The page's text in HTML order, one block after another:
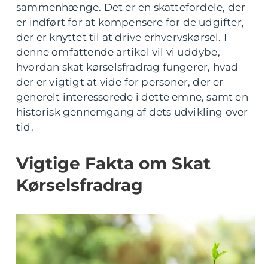
sammenhænge. Det er en skattefordele, der
er indført for at kompensere for de udgifter,
der er knyttet til at drive erhvervskørsel. I
denne omfattende artikel vil vi uddybe,
hvordan skat kørselsfradrag fungerer, hvad
der er vigtigt at vide for personer, der er
generelt interesserede i dette emne, samt en
historisk gennemgang af dets udvikling over
tid.
Vigtige Fakta om Skat
Kørselsfradrag